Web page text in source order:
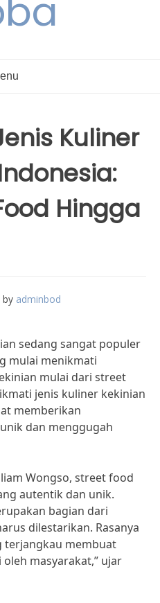
Kuliner
Hingga
by adminbod
sedang sangat populer
mulai menikmati
mulai dari street
jenis kuliner kekinian
memberikan
dan menggugah
Wongso, street food
autentik dan unik.
bagian dari
dilestarikan. Rasanya
terjangkau membuat
masyarakat,” ujar